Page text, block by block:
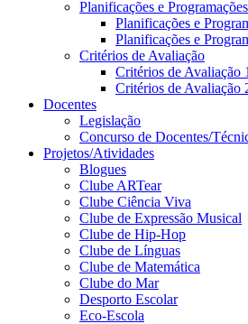
Planificações e Programações
Planificações e
Planificações e
Critérios de Avaliação
Critérios de Avaliação
Critérios de Avaliação
Docentes
Legislação
Concurso de Docentes/
Projetos/Atividades
Blogues
Clube ARTear
Clube Ciência Viva
Clube de Expressão Musical
Clube de Hip-Hop
Clube de Línguas
Clube de Matemática
Clube do Mar
Desporto Escolar
Eco-Escola